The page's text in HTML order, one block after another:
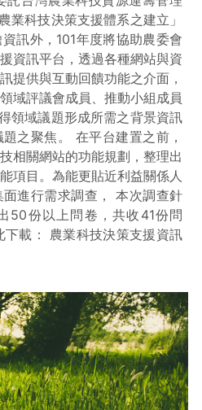
業科技決策支援體系之建立」
訊外，101年度將協助農委會
資訊平台，透過各種網站與資
提供與互動回饋功能之介面，
域評議會成員、推動小組成員
領域議題形成所需之背景資訊
之聚焦。 在平台建置之前，
相關網站的功能規劃，整理出
項目。為能更貼近利益關係人
進行需求調查， 本次調查針
50份以上問卷，共收41份問
策支援資訊